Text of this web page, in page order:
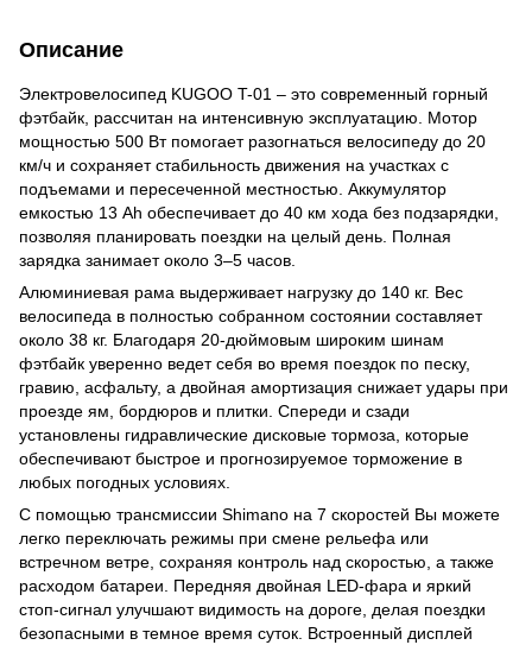
Описание
Электровелосипед KUGOO T-01 – это современный горный
фэтбайк, рассчитан на интенсивную эксплуатацию. Мотор
мощностью 500 Вт помогает разогнаться велосипеду до 20
км/ч и сохраняет стабильность движения на участках с
подъемами и пересеченной местностью. Аккумулятор
емкостью 13 Ah обеспечивает до 40 км хода без подзарядки,
позволяя планировать поездки на целый день. Полная
зарядка занимает около 3–5 часов.
Алюминиевая рама выдерживает нагрузку до 140 кг. Вес
велосипеда в полностью собранном состоянии составляет
около 38 кг. Благодаря 20-дюймовым широким шинам
фэтбайк уверенно ведет себя во время поездок по песку,
гравию, асфальту, а двойная амортизация снижает удары при
проезде ям, бордюров и плитки. Спереди и сзади
установлены гидравлические дисковые тормоза, которые
обеспечивают быстрое и прогнозируемое торможение в
любых погодных условиях.
С помощью трансмиссии Shimano на 7 скоростей Вы можете
легко переключать режимы при смене рельефа или
встречном ветре, сохраняя контроль над скоростью, а также
расходом батареи. Передняя двойная LED-фара и яркий
стоп-сигнал улучшают видимость на дороге, делая поездки
безопасными в темное время суток. Встроенный дисплей